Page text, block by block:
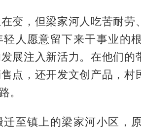
变，但梁家河人吃苦耐劳
人愿意留下来干事业的
展注入新活力。在他们的
点，还开发文创产品，村
。
迁至镇上的梁家河小区，